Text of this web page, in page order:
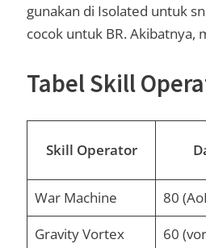
gunakan di Isolated untuk
cocok untuk BR. Akibatnya,
Tabel Skill
Skill Operator
War Machine 80
Gravity Vortex
60